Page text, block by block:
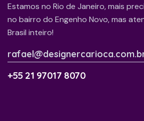
Estamos no Rio de Janeiro, mais
no bairro do Engenho Novo, mas
Brasil inteiro!
+55 21 97017 8070